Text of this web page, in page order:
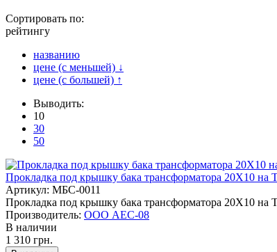
Сортировать по:
рейтингу
названию
цене (с меньшей) ↓
цене (с большей) ↑
Выводить:
10
30
50
Прокладка под крышку бака трансформатора 20Х10 на
Артикул: МБС-0011
Прокладка под крышку бака трансформатора 20Х10 на
Производитель: ООО АЕС-08
В наличии
1 310 грн.